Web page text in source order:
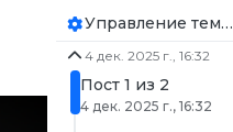
Управление темой
4 дек. 2025 г., 16:32
Пост 1 из 2
4 дек. 2025 г., 16:32